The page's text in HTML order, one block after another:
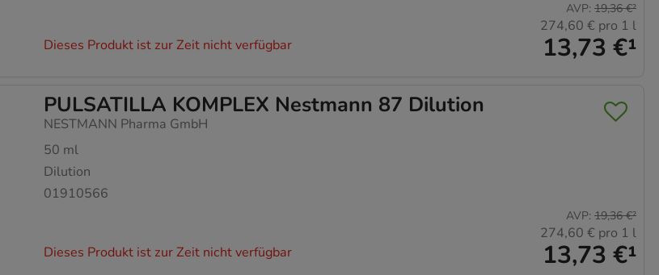
Dieses Produkt ist zur Zeit nicht verfügbar 13,73 €¹
AVP: 19,36 €²
274,60 € pro 1 l
PULSATILLA KOMPLEX Nestmann 87 Dilution
NESTMANN Pharma GmbH
50 ml
Dilution
01910566
Dieses Produkt ist zur Zeit nicht verfügbar 13,73 €¹
AVP: 19,36 €²
274,60 € pro 1 l